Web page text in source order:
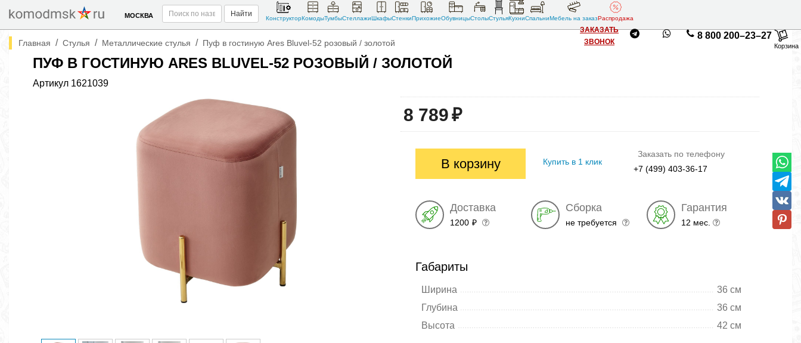
МОСКВА Найти
КонструкторКомодыТумбыСтеллажиШкафыСтенкиПрихожиеОбувницыСтолыСтульяКухниСпальниМебель на заказРаспродажа
ЗАКАЗАТЬ
ЗВОНОК
8 800 200–23–27
Корзина
Главная / Стулья / Металлические стулья / Пуф в гостиную Ares Bluvel-52 розовый / золотой
ПУФ В ГОСТИНУЮ ARES BLUVEL-52 РОЗОВЫЙ / ЗОЛОТОЙ
Артикул 1621039
8 789₽
В корзину Купить в 1 клик
Заказать по телефону
+7 (499) 403-36-17
Доставка
1200 ₽
Сборка
не требуется
Гарантия
12 мес.
Габариты
Ширина
36 см
Глубина
36 см
Высота
42 см